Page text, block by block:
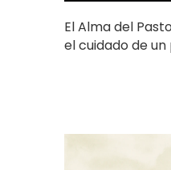
El Alma del
el cuidado de